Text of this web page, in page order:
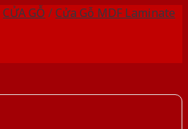
CỬA GỖ /Cửa Gỗ MDF Laminate